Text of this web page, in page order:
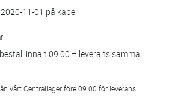
11-01 på kabel
innan 09.00 – leverans samma
vårt Centrallager före 09.00 för leverans